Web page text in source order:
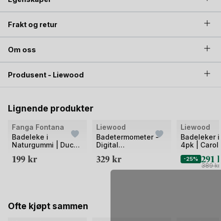
Frakt og retur
Om oss
Produsent - Liewood
Lignende produkter
Bilde
av
Fanga Fontana
Badeleke i
Naturgummi | Duck
199 kr
Bilde
av
Liewood
Badetermometer -
Digital
| Kiera
329kr
Bilde
av
2
Liewood
Badeleker
4pk |
-25% 291
389kr
Ofte kjøpt sammen